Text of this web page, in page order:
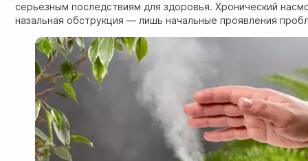
серьезным последствиям для здоровья. Хронический
назальная обструкция — лишь начальные проявления